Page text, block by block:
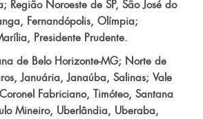
Região Noroeste de SP, São José do
Fernandópolis, Olímpia;
Presidente Prudente.
de Belo Horizonte-MG; Norte de
Januária, Janaúba, Salinas; Vale
Fabriciano, Timóteo, Santana
Mineiro, Uberlândia, Uberaba,